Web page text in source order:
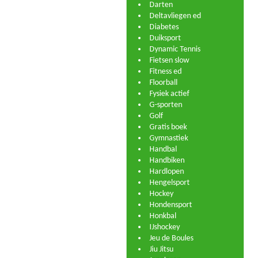
Darten
Deltavliegen ed
Diabetes
Duiksport
Dynamic Tennis
Fietsen slow
Fitness ed
Floorball
Fysiek actief
G-sporten
Golf
Gratis boek
Gymnastiek
Handbal
Handbiken
Hardlopen
Hengelsport
Hockey
Hondensport
Honkbal
IJshockey
Jeu de Boules
Jiu Jitsu